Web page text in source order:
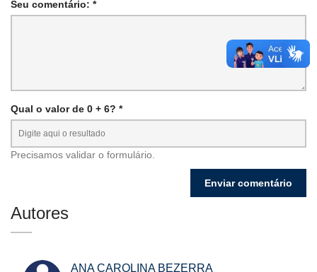
Seu comentário: *
Qual o valor de 0 + 6? *
Precisamos validar o formulário.
Autores
ANA CAROLINA BEZERRA